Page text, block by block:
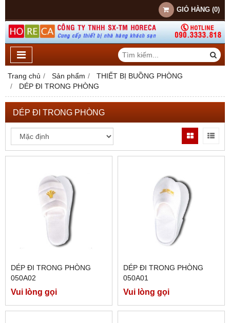
GIỎ HÀNG (0)
Trang chủ Sản phẩm
THIẾT BỊ BUỒNG PHÒNG
DÉP ĐI TRONG PHÒNG
DÉP ĐI TRONG PHÒNG
DÉP ĐI TRONG PHÒNG
050A02
Vui lòng gọi
DÉP ĐI TRONG PHÒNG
050A01
Vui lòng gọi